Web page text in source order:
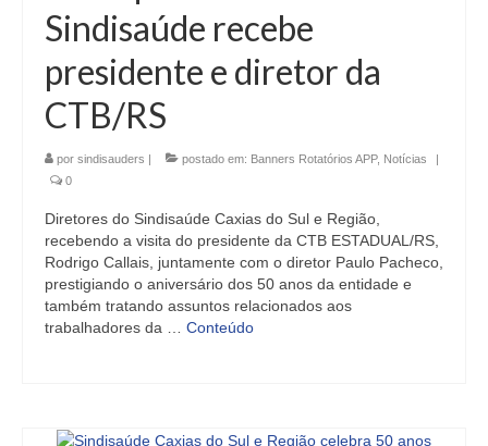
Sindisaúde recebe
presidente e diretor da
CTB/RS
por sindisauders | postado em: Banners Rotatórios APP, Notícias
|
0
Diretores do Sindisaúde Caxias do Sul e Região,
recebendo a visita do presidente da CTB ESTADUAL/RS,
Rodrigo Callais, juntamente com o diretor Paulo Pacheco,
prestigiando o aniversário dos 50 anos da entidade e
também tratando assuntos relacionados aos
trabalhadores da … Conteúdo